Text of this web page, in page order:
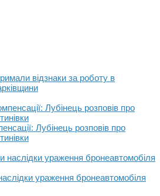
відзнаки за роботу в
Лубінець розповів про
ураження бронеавтомобіля